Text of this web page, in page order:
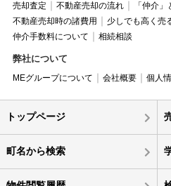
売却査定 不動産売却の流れ
「仲介
不動産売却時の諸費用
少しでも高く売
仲介手数料について
相続相談
弊社について
MEグループについて 会社概要 個人
トップページ
町名から検索